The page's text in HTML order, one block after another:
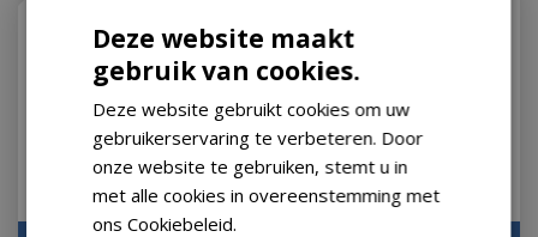
Deze website maakt
gebruik van cookies.
Deze website gebruikt cookies om uw
gebruikerservaring te verbeteren. Door
onze website te gebruiken, stemt u in
met alle cookies in overeenstemming met
ons Cookiebeleid.